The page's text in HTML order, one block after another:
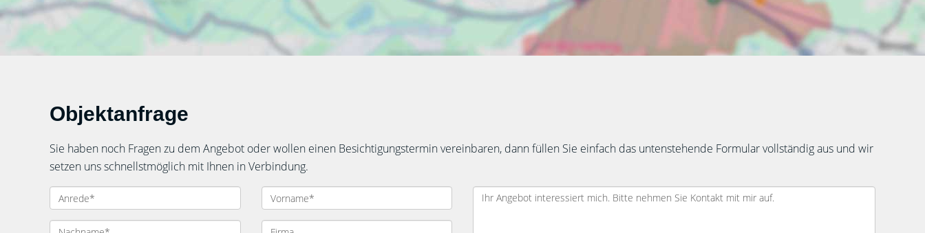
Objektanfrage
Sie haben noch Fragen zu dem Angebot oder wollen einen Besichtigungstermin vereinbaren, dann füllen Sie einfach das untenstehende Formular vollständig aus und wir
setzen uns schnellstmöglich mit Ihnen in Verbindung.